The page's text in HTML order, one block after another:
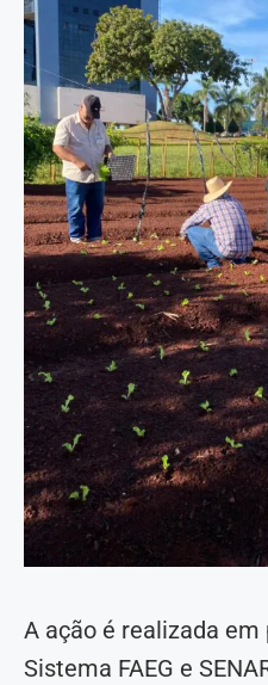
A ação é realizada
Sistema FAEG e